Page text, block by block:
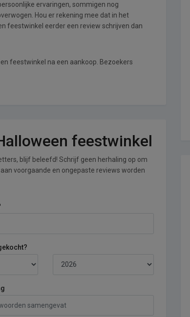
ervaringen, sommigen nog
Hou er rekening mee dat in het
feestwinkel eerder een review schrijven dan
feestwinkel na een aankoop. Bezoekers
feestwinkel
blijf beleefd! Schrijf geen herhaling op om
voorgaande en ongepaste reviews worden